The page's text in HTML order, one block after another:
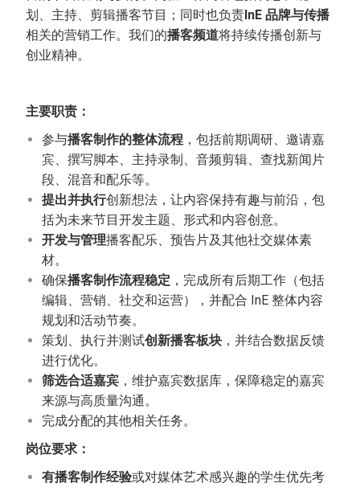
划、主持、剪辑播客节目；同时也负责InE 品牌与传播
相关的营销工作。我们的播客频道将持续传播创新与
创业精神。
主要职责：
参与播客制作的整体流程 ，包括前期调研、邀请嘉
宾、撰写脚本、主持录制、音频剪辑、查找新闻片
段、混音和配乐等。
提出并执行创新想法，让内容保持有趣与前沿，包
括为未来节目开发主题、形式和内容创意。
开发与管理播客配乐、预告片及其他社交媒体素
材。
确保播客制作流程稳定 ，完成所有后期工作（包括
编辑、营销、社交和运营），并配合 InE 整体内容
规划和活动节奏。
策划、执行并测试创新播客板块 ，并结合数据反馈
进行优化。
筛选合适嘉宾 ，维护嘉宾数据库，保障稳定的嘉宾
来源与高质量沟通。
完成分配的其他相关任务。
岗位要求：
有播客制作经验或对媒体艺术感兴趣的学生优先考